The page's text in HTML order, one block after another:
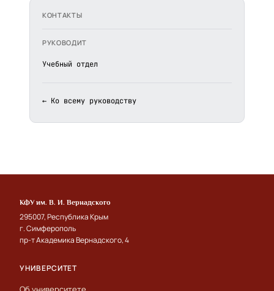
КОНТАКТЫ
РУКОВОДИТ
Учебный отдел
← Ко всему руководству
КФУ им. В. И. Вернадского
295007, Республика Крым
г. Симферополь
пр-т Академика Вернадского, 4
УНИВЕРСИТЕТ